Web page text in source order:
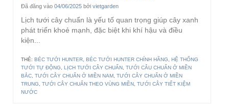
Đã đăng vào 04/06/2025 bởi vietgarden
Lịch tưới cây chuẩn là yếu tố quan trọng giúp cây xanh
phát triển khoẻ mạnh, đặc biệt khi khí hậu và điều
kiện...
THẺ: BÉC TƯỚI HUNTER BÉC TƯỚI HUNTER CHÍNH HÃNG
HỆ THỐNG
TƯỚI TỰ ĐỘNG
LỊCH TƯỚI CÂY CHUẨN TƯỚI CÂU CHUẨN Ở MIỀN
BẮC TƯỚI CÂY CHUẨN Ở MIỀN NAM TƯỚI CÂY CHUẨN Ở MIỀN
TRUNG
TƯỚI CÂY CHUẨN THEO VÙNG MIỀN TƯỚI CÂY TIẾT KIỆM
NƯỚC